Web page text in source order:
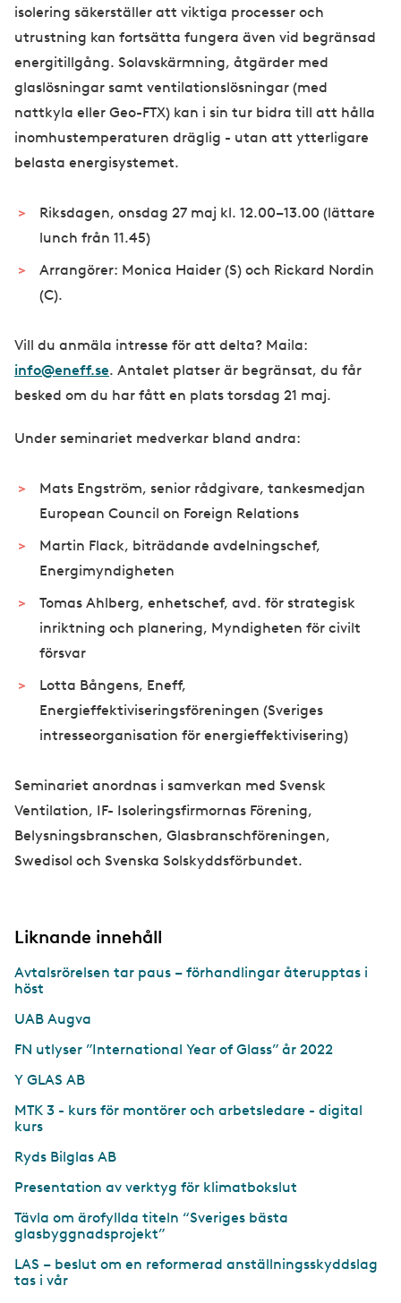
isolering säkerställer att viktiga processer och
utrustning kan fortsätta fungera även vid begränsad
energitillgång. Solavskärmning, åtgärder med
glaslösningar samt ventilationslösningar (med
nattkyla eller Geo-FTX) kan i sin tur bidra till att hålla
inomhustemperaturen dräglig - utan att ytterligare
belasta energisystemet.
Riksdagen, onsdag 27 maj kl. 12.00–13.00 (lättare
lunch från 11.45)
Arrangörer: Monica Haider (S) och Rickard Nordin
(C).
Vill du anmäla intresse för att delta? Maila:
info@eneff.se. Antalet platser är begränsat, du får
besked om du har fått en plats torsdag 21 maj.
Under seminariet medverkar bland andra:
Mats Engström, senior rådgivare, tankesmedjan
European Council on Foreign Relations
Martin Flack, biträdande avdelningschef,
Energimyndigheten
Tomas Ahlberg, enhetschef, avd. för strategisk
inriktning och planering, Myndigheten för civilt
försvar
Lotta Bångens, Eneff,
Energieffektiviseringsföreningen (Sveriges
intresseorganisation för energieffektivisering)
Seminariet anordnas i samverkan med Svensk
Ventilation, IF- Isoleringsfirmornas Förening,
Belysningsbranschen, Glasbranschföreningen,
Swedisol och Svenska Solskyddsförbundet.
Liknande innehåll
Avtalsrörelsen tar paus – förhandlingar återupptas i
höst
UAB Augva
FN utlyser ”International Year of Glass” år 2022
Y GLAS AB
MTK 3 - kurs för montörer och arbetsledare - digital
kurs
Ryds Bilglas AB
Presentation av verktyg för klimatbokslut
Tävla om ärofyllda titeln “Sveriges bästa
glasbyggnadsprojekt”
LAS – beslut om en reformerad anställningsskyddslag
tas i vår